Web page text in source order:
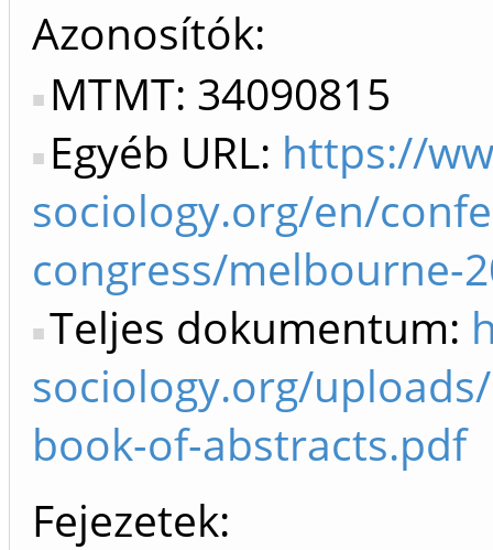
Azonosítók
MTMT: 34090815
Egyéb URL: https://
sociology.org/en/
congress/melbourne-
Teljes dokumentum:
sociology.org/
book-of-abstracts.pdf
Fejezetek